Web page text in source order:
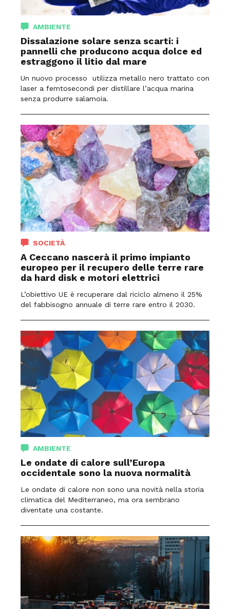
AMBIENTE
Dissalazione solare senza scarti: i
pannelli che producono acqua dolce ed
estraggono il litio dal mare
Un nuovo processo utilizza metallo nero trattato con
laser a femtosecondi per distillare l’acqua marina
senza produrre salamoia.
SOCIETÀ
A Ceccano nascerà il primo impianto
europeo per il recupero delle terre rare
da hard disk e motori elettrici
L’obiettivo UE è recuperare dal riciclo almeno il 25%
del fabbisogno annuale di terre rare entro il 2030.
AMBIENTE
Le ondate di calore sull’Europa
occidentale sono la nuova normalità
Le ondate di calore non sono una novità nella storia
climatica del Mediterraneo, ma ora sembrano
diventate una costante.